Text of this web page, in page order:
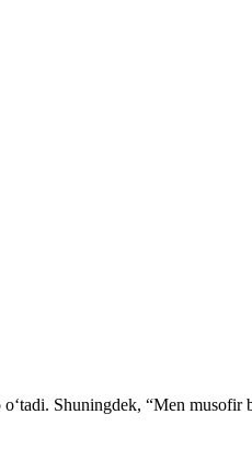
Shuningdek, “Men musofir